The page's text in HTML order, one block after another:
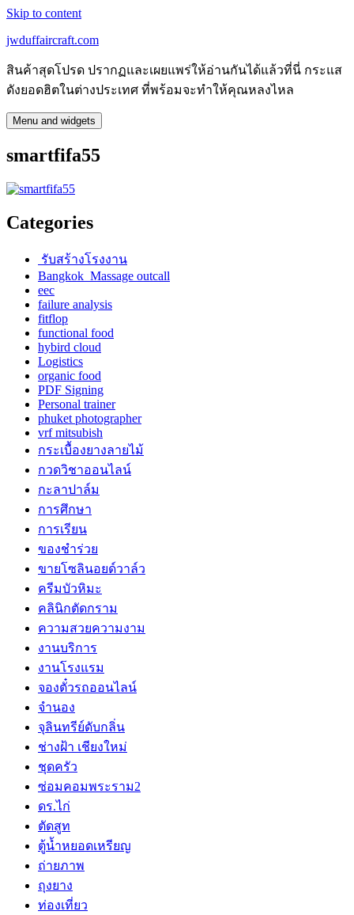
Skip to content
jwduffaircraft.com
สินค้าสุดโปรด ปรากฏและเผยแพร่ให้อ่านกันได้แล้วที่นี่ กระแส
ดังยอดฮิตในต่างประเทศ ที่พร้อมจะทำให้คุณหลงไหล
Menu and widgets
smartfifa55
Categories
รับสร้างโรงงาน
Bangkok Massage outcall
eec
failure analysis
fitflop
functional food
hybird cloud
Logistics
organic food
PDF Signing
Personal trainer
phuket photographer
vrf mitsubish
กระเบื้องยางลายไม้
กวดวิชาออนไลน์
กะลาปาล์ม
การศึกษา
การเรียน
ของชำร่วย
ขายโซลินอยด์วาล์ว
ครีมบัวหิมะ
คลินิกตัดกราม
ความสวยความงาม
งานบริการ
งานโรงแรม
จองตั๋วรถออนไลน์
จำนอง
จุลินทรีย์ดับกลิ่น
ช่างฝ้า เชียงใหม่
ชุดครัว
ซ่อมคอมพระราม2
ดร.ไก่
ตัดสูท
ตู้น้ำหยอดเหรียญ
ถ่ายภาพ
ถุงยาง
ท่องเที่ยว